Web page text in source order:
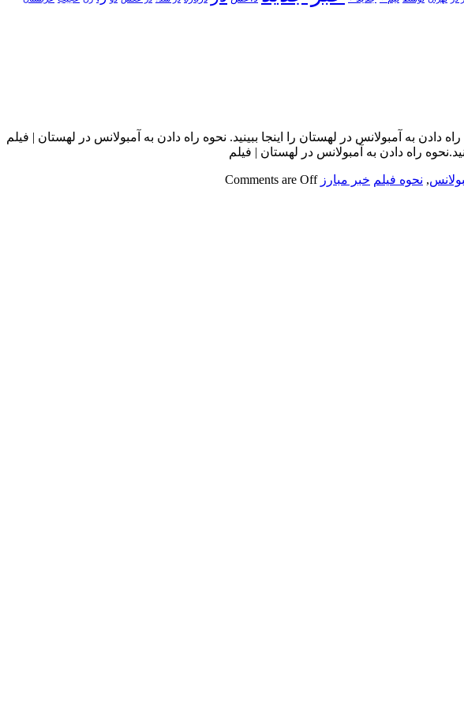
به آمبولانس در لهستان را اینجا ببینید. نحوه راه دادن به آمبولانس در لهستان | فیلم
راه دادن به آمبولانس در لهستان | فیلم
, نحوه فیلم خبر مبارز Comments are Off